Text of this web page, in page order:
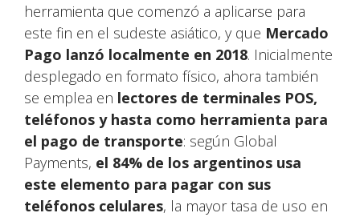
herramienta que comenzó a aplicarse para
este fin en el sudeste asiático, y que Mercado
Pago lanzó localmente en 2018. Inicialmente
desplegado en formato físico, ahora también
se emplea en lectores de terminales POS,
teléfonos y hasta como herramienta para
el pago de transporte: según Global
Payments, el 84% de los argentinos usa
este elemento para pagar con sus
teléfonos celulares, la mayor tasa de uso en